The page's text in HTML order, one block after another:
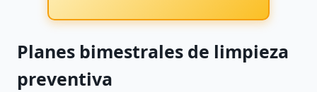
Planes bimestrales de limpieza
preventiva